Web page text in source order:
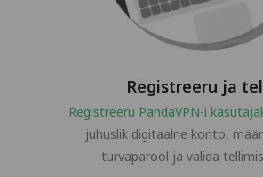
Registreeru ja
Registreeru PandaVPN-i
juhuslik digitaalne konto,
turvaparool ja valida